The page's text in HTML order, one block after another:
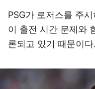
PSG가 로저스를 주
이 출전 시간 문제와
론되고 있기 때문이다.